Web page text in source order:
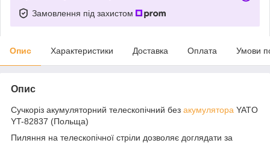
Замовлення під захистом
Опис Характеристики Доставка Оплата Умови
Опис
Сучкоріз акумуляторний телескопічний без акумулятора YATO
YT-82837 (Польща)
Пиляння на телескопічної стріли дозволяє доглядати за